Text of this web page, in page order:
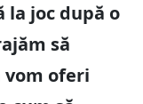
la joc după o
să
vom oferi